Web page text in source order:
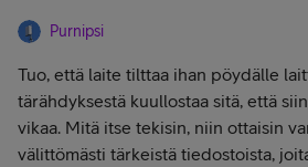
Purnipsi
Tuo, että laite tilttaa ihan pöydälle
tärähdyksestä kuullostaa sitä, että
vikaa. Mitä itse tekisin, niin ottaisin
välittömästi tärkeistä tiedostoista,